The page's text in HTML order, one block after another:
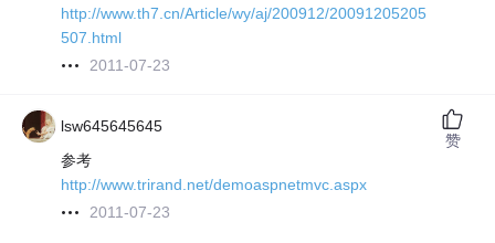
http://www.th7.cn/Article/wy/aj/200912/20091205205
507.html
2011-07-23
lsw645645645
参考
http://www.trirand.net/demoaspnetmvc.aspx
2011-07-23
赞